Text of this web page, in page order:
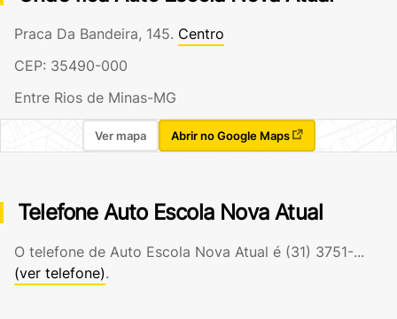
Praca Da Bandeira, 145. Centro
CEP: 35490-000
Entre Rios de Minas-MG
Ver mapa Abrir no Google Maps
Telefone Auto Escola Nova Atual
O telefone de Auto Escola Nova Atual é (31) 3751-...
(ver telefone).